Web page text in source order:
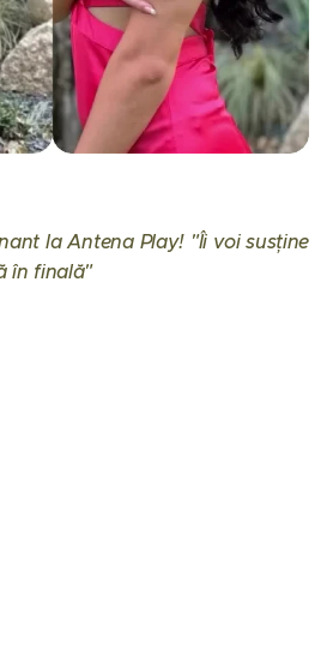
la Antena Play! "Îi voi susține
în finală"